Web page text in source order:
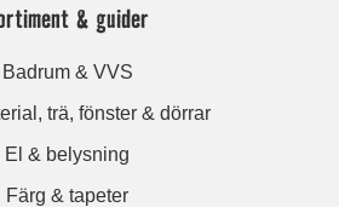
& guider
Badrum & VVS
trä, fönster & dörrar
El & belysning
Färg & tapeter